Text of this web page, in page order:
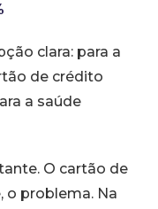
clara: para a
de crédito
a saúde
O cartão de
o problema. Na